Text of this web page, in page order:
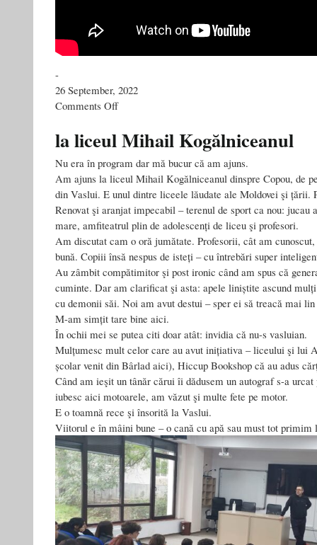
-
26 September, 2022
Comments Offon
–
viața
de
scriitor,
prietenia
cu
Filat,
soarta
guvernării
PAS
și
relația
cu
Dumnezeu
la liceul Mihail Kogălniceanul
Nu era în program dar mă bucur că am ajuns.
Am ajuns la liceul Mihail Kogălniceanul dinspre Copou, de
din Vaslui. E unul dintre liceele lăudate ale Moldovei şi țării.
Renovat şi aranjat impecabil – terenul de sport ca nou: jucau
mare, amfiteatrul plin de adolescenți de liceu şi profesori.
Am discutat cam o oră jumătate. Profesorii, cât am
bună. Copiii însă nespus de isteți – cu întrebări super
Au zâmbit compătimitor şi post ironic când am spus că
cuminte. Dar am clarificat şi asta: apele liniștite ascund
cu demonii săi. Noi am avut destui – sper ei să treacă mai lin
M-am simțit tare bine aici.
În ochii mei se putea citi doar atât: invidia că nu-s vasluian.
Mulțumesc mult celor care au avut inițiativa – liceului şi lui
școlar venit din Bârlad aici), Hiccup Bookshop că au adus
Când am ieşit un tânăr cărui îi dădusem un autograf s-a
iubesc aici motoarele, am văzut şi multe fete pe motor.
E o toamnă rece şi însorită la Vaslui.
Viitorul e în mâini bune – o cană cu apă sau must tot primim